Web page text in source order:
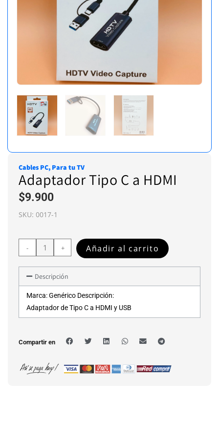
Cables PC, Para tu TV
Adaptador Tipo C a HDMI
$9.900
SKU: 0017-1
- + Añadir al carrito
Descripción
Marca: Genérico Descripción:
Adaptador de Tipo C a HDMI y USB
Compartir en